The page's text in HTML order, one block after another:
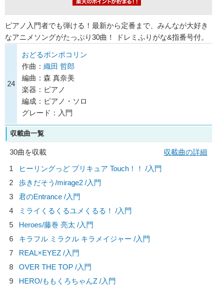
ピアノ入門者でも弾ける！最新から定番まで、みんなが大好き
なアニメソングがたっぷり30曲！ ドレミふりがな&指番号付。
24
おどるポンポコリン
作曲： 織田 哲郎
編曲：森 真奈美
楽器：ピアノ
編成：ピアノ・ソロ
グレード：入門
収載曲一覧
30曲を収載
収載曲の詳細
1
ヒーリングっど プリキュア Touch！！ /入門
2
歩きだそう/mirage2 /入門
3
君のEntrance /入門
4
ミライくるくるユメくるる！ /入門
5
Heroes/藤巻 亮太 /入門
6
キラフル ミラクル キラメイジャー /入門
7
REAL×EYEZ /入門
8
OVER THE TOP /入門
9
HERO/ももくろちゃんZ /入門